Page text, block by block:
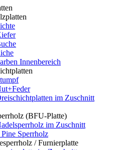
Innenbereich
im Zuschnitt
(BFU-Platte)
im Zuschnitt
Sperrholz
/ Furnierplatte